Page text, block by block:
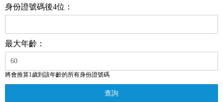
身份證號碼後4位：
最大年齡：
將會推算1歲到該年齡的所有身份證號碼
查詢